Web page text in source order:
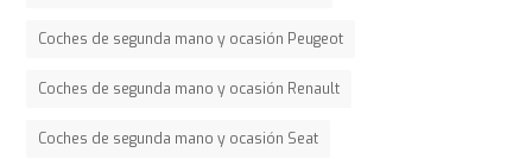
Coches de segunda mano y ocasión Peugeot
Coches de segunda mano y ocasión Renault
Coches de segunda mano y ocasión Seat